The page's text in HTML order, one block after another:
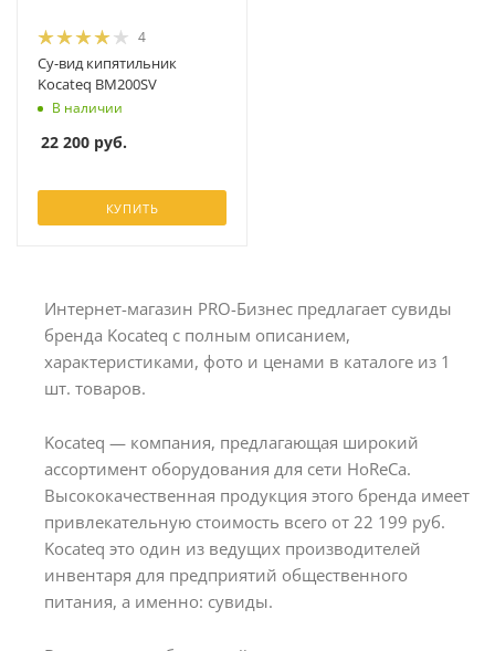
4
Су-вид кипятильник
Kocateq BM200SV
В наличии
22 200 руб.
КУПИТЬ
Интернет-магазин PRO-Бизнес предлагает сувиды
бренда Kocateq с полным описанием,
характеристиками, фото и ценами в каталоге из 1
шт. товаров.
Kocateq — компания, предлагающая широкий
ассортимент оборудования для сети HoReCa.
Высококачественная продукция этого бренда имеет
привлекательную стоимость всего от 22 199 руб.
Kocateq это один из ведущих производителей
инвентаря для предприятий общественного
питания, а именно: сувиды.